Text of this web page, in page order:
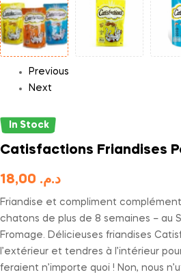
Previous
Next
In Stock
Catisfactions Friandises
د.م.
Friandise et compliment
chatons de plus de 8 semaines – au
Fromage. Délicieuses friandises
l’extérieur et tendres à l’intérieur
feraient n’importe quoi ! Non, nous